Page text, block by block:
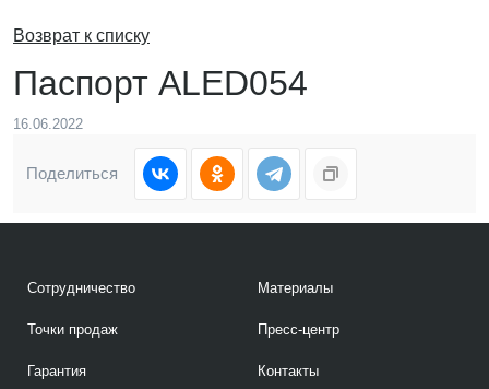
Возврат к списку
Паспорт ALED054
16.06.2022
Поделиться
Сотрудничество
Точки продаж
Гарантия
Материалы
Пресс-центр
Контакты